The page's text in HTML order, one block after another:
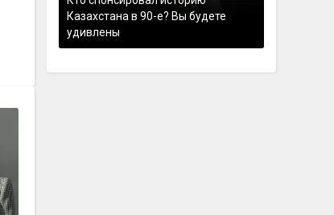
Казахстана в 90-е? Вы будете
удивлены